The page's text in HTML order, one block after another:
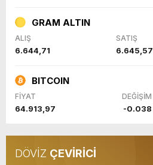
GRAM ALTIN
ALIŞ SATIŞ
6.644,71 6.645,57
BITCOIN
FİYAT DEĞİŞİM
64.913,97 -0.038
DÖVİZ ÇEVİRİCİ